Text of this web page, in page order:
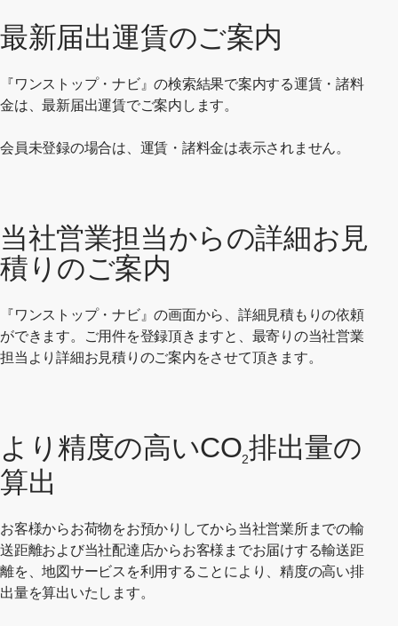
最新届出運賃のご案内
『ワンストップ・ナビ』の検索結果で案内する運賃・諸料
金は、最新届出運賃でご案内します。
会員未登録の場合は、運賃・諸料金は表示されません。
当社営業担当からの詳細お見
積りのご案内
『ワンストップ・ナビ』の画面から、詳細見積もりの依頼
ができます。ご用件を登録頂きますと、最寄りの当社営業
担当より詳細お見積りのご案内をさせて頂きます。
より精度の高いCO2排出量の
算出
お客様からお荷物をお預かりしてから当社営業所までの輸
送距離および当社配達店からお客様までお届けする輸送距
離を、地図サービスを利用することにより、精度の高い排
出量を算出いたします。